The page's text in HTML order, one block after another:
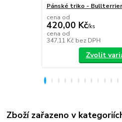
Pánské triko -
cena od
420,00 Kč/ks
cena od
347,11 Kč bez DPH
Zvolit
Zboží zařazeno v